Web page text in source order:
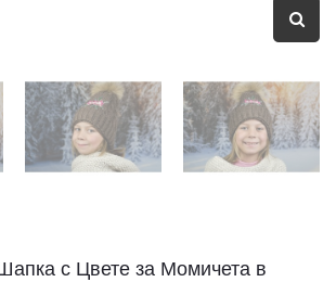
с Цвете за Момичета в